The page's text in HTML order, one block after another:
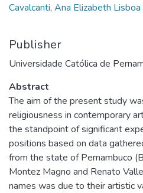
Cavalcanti, Ana Elizabeth
Publisher
Universidade Católica de
Abstract
The aim of the present study
religiousness in contemporary
the standpoint of significant
positions based on data
from the state of Pernambuco
Montez Magno and Renato
names was due to their artistic